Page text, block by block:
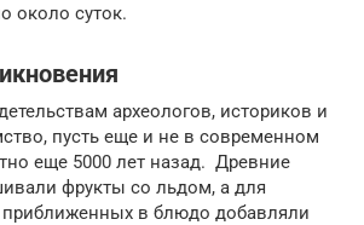
около суток.
археологов, историков и
пусть еще и не в современном
еще 5000 лет назад. Древние
фрукты со льдом, а для
приближенных в блюдо добавляли